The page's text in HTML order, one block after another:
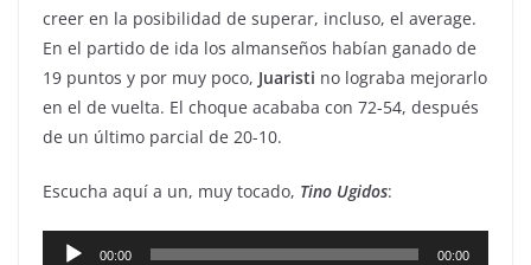
creer en la posibilidad de superar, incluso, el average.
En el partido de ida los almanseños habían ganado de
19 puntos y por muy poco, Juaristi no lograba mejorarlo
en el de vuelta. El choque acababa con 72-54, después
de un último parcial de 20-10.
Escucha aquí a un, muy tocado, Tino Ugidos:
Reproductor
00:00 00:00